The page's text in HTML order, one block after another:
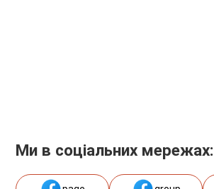
Ми в соціальних мережах: